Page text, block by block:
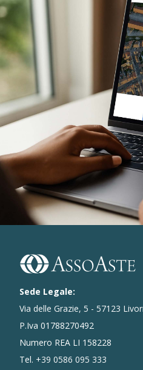
Sede Legale:
Via delle Grazie, 5 - 57123
P.Iva 01788270492
Numero REA LI 158228
Tel. +39 0586 095 333